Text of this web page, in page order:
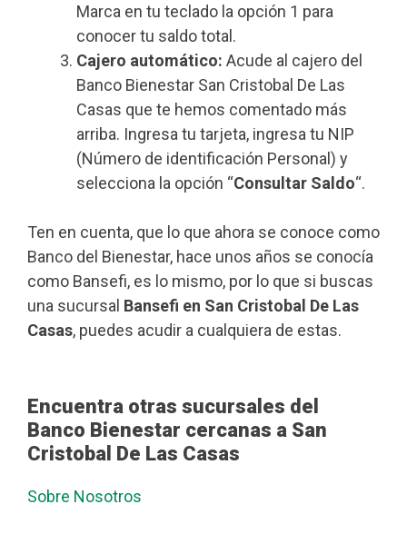
Marca en tu teclado la opción 1 para
conocer tu saldo total.
Cajero automático: Acude al cajero del
Banco Bienestar San Cristobal De Las
Casas que te hemos comentado más
arriba. Ingresa tu tarjeta, ingresa tu NIP
(Número de identificación Personal) y
selecciona la opción “Consultar Saldo“.
Ten en cuenta, que lo que ahora se conoce como
Banco del Bienestar, hace unos años se conocía
como Bansefi, es lo mismo, por lo que si buscas
una sucursal Bansefi en San Cristobal De Las
Casas, puedes acudir a cualquiera de estas.
Encuentra otras sucursales del
Banco Bienestar cercanas a San
Cristobal De Las Casas
Sobre Nosotros